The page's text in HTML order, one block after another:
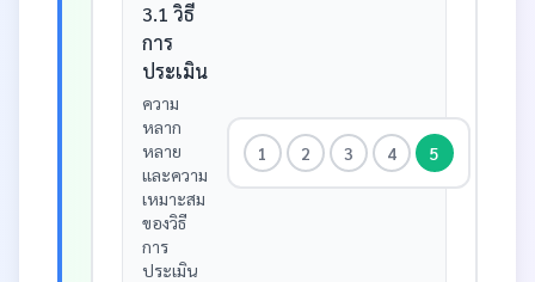
3.1 วิธี
การ
ประเมิน
ความ
หลาก
หลาย
และความ
เหมาะสม
ของวิธี
การ
ประเมิน
1 2 3 4 5